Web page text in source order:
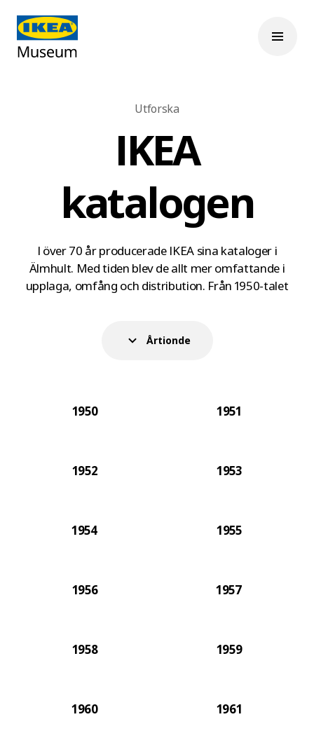
Utforska
IKEA
katalogen
I över 70 år producerade IKEA sina kataloger i
Älmhult. Med tiden blev de allt mer omfattande i
upplaga, omfång och distribution. Från 1950-talet
vägen in i det avskalade 2000-talet, fångade IKEA
Årtionde
1950 1951
1952 1953
1954 1955
1956 1957
1958 1959
1960 1961